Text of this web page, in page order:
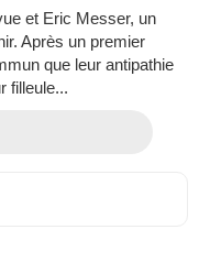
et Eric Messer, un
Après un premier
que leur antipathie
filleule...